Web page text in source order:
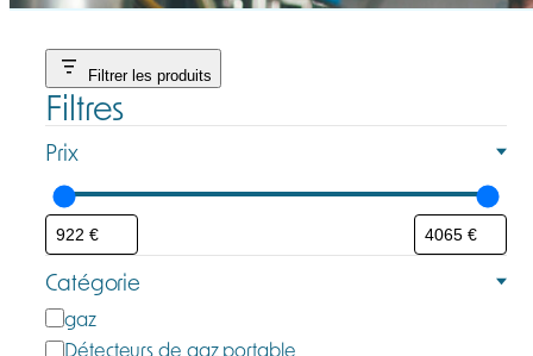
Filtrer les produits
Filtres
Prix
Catégorie
C
a
gaz
Détecteurs de gaz portable